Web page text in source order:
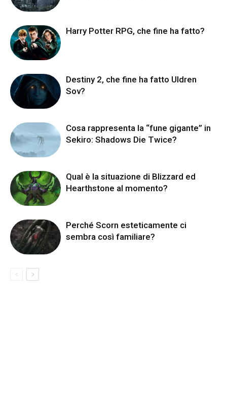
Harry Potter RPG, che fine ha fatto?
Destiny 2, che fine ha fatto Uldren
Sov?
Cosa rappresenta la “fune gigante” in
Sekiro: Shadows Die Twice?
Qual è la situazione di Blizzard ed
Hearthstone al momento?
Perché Scorn esteticamente ci
sembra così familiare?